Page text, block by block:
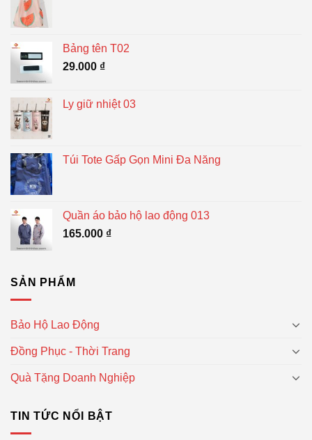
Bảng tên T02
29.000 ₫
Ly giữ nhiệt 03
Túi Tote Gấp Gọn Mini Đa Năng
Quần áo bảo hộ lao động 013
165.000 ₫
SẢN PHẨM
Bảo Hộ Lao Động
Đồng Phục - Thời Trang
Quà Tặng Doanh Nghiệp
TIN TỨC NỔI BẬT